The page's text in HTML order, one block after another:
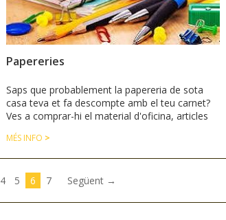
Papereries
Saps que probablement la papereria de sota
casa teva et fa descompte amb el teu carnet?
Ves a comprar-hi el material d'oficina, articles
MÉS INFO >
4 5 6(current)
7 Següent →